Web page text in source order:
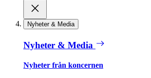
Nyheter & Media
Nyheter & Media
Nyheter från koncernen